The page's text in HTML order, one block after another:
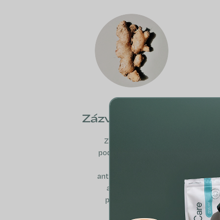
Zázvor lekársky
Zázvor lékařský
podporuje imunitní
antioxidační účinky
a je skvělý pro
podporu zdraví